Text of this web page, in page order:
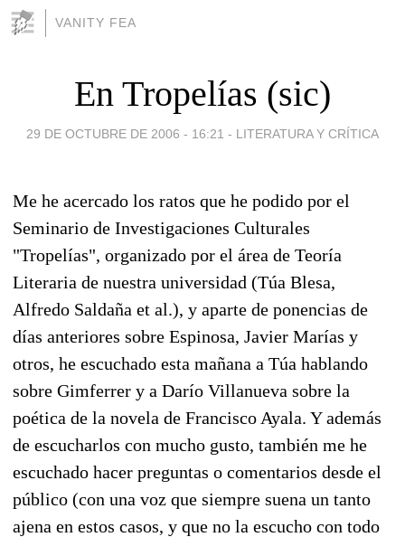
VANITY FEA
En Tropelías (sic)
29 DE OCTUBRE DE 2006 - 16:21 - LITERATURA Y CRÍTICA
Me he acercado los ratos que he podido por el
Seminario de Investigaciones Culturales
"Tropelías", organizado por el área de Teoría
Literaria de nuestra universidad (Túa Blesa,
Alfredo Saldaña et al.), y aparte de ponencias de
días anteriores sobre Espinosa, Javier Marías y
otros, he escuchado esta mañana a Túa hablando
sobre Gimferrer y a Darío Villanueva sobre la
poética de la novela de Francisco Ayala. Y además
de escucharlos con mucho gusto, también me he
escuchado hacer preguntas o comentarios desde el
público (con una voz que siempre suena un tanto
ajena en estos casos, y que no la escucho con todo